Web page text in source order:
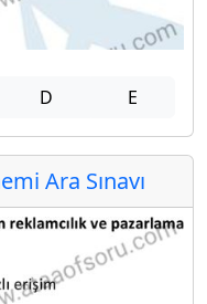
D E
Ara Sınavı